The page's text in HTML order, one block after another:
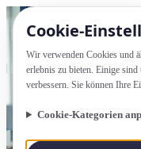
Cookie-
Wir verwenden Cookies und
erlebnis zu bieten. Einige
verbessern. Sie können Ihre
Cookie-Kategorien